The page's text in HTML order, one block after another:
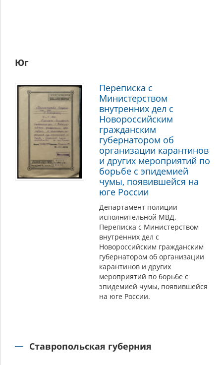
Юг
Переписка с
Министерством
внутренних дел с
Новороссийским
гражданским
губернатором об
организации карантинов
и других мероприятий по
борьбе с эпидемией
чумы, появившейся на
юге России
Департамент полиции
исполнительной МВД.
Переписка с Министерством
внутренних дел с
Новороссийским гражданским
губернатором об организации
карантинов и других
мероприятий по борьбе с
эпидемией чумы, появившейся
на юге России.
Ставропольская губерния